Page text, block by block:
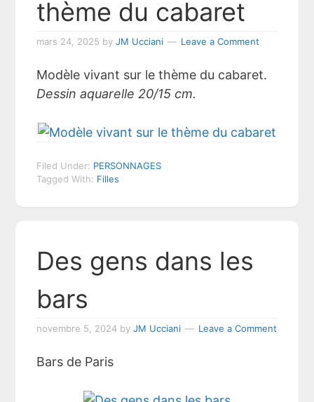
thème du cabaret
mars 24, 2025 byJM Ucciani Leave a Comment
Modèle vivant sur le thème du cabaret.
Dessin aquarelle 20/15 cm.
Filed Under: PERSONNAGES
Tagged With: Filles
Des gens dans les
bars
novembre 5, 2024 byJM Ucciani Leave a Comment
Bars de Paris